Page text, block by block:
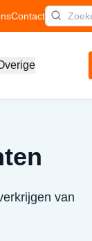
Contact
van